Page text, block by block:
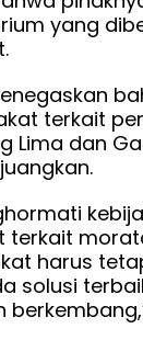
yang
terkait
Lima dan
terkait
harus
solusi